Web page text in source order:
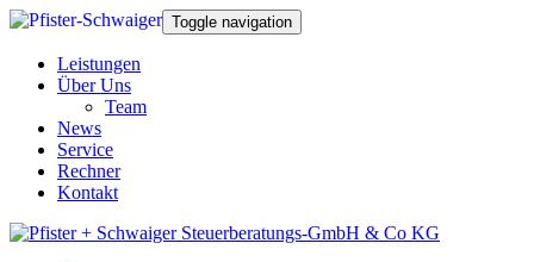
Toggle navigation
Leistungen
Über Uns
Team
News
Service
Rechner
Kontakt